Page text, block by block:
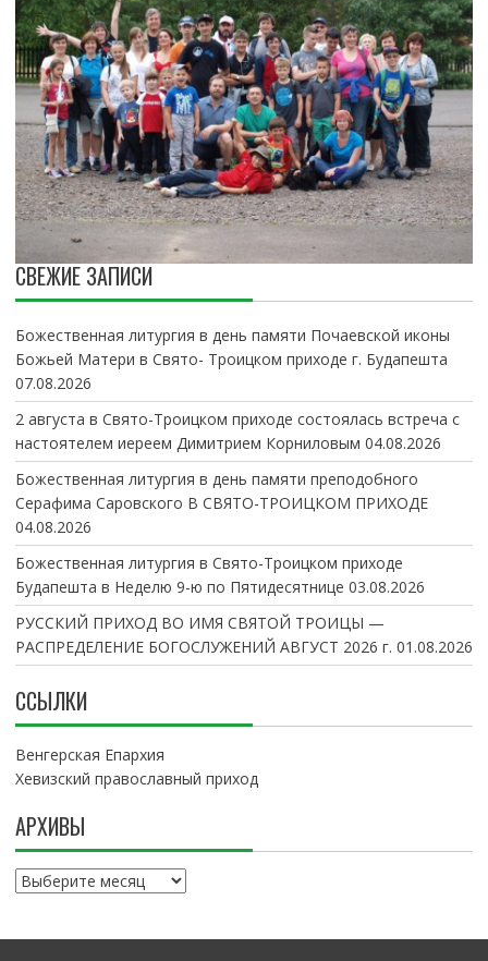
СВЕЖИЕ ЗАПИСИ
Божественная литургия в день памяти Почаевской иконы
Божьей Матери в Свято- Троицком приходе г. Будапешта
07.08.2026
2 августа в Свято-Троицком приходе состоялась встреча с
настоятелем иереем Димитрием Корниловым 04.08.2026
Божественная литургия в день памяти преподобного
Серафима Саровского В СВЯТО-ТРОИЦКОМ ПРИХОДЕ
04.08.2026
Божественная литургия в Свято-Троицком приходе
Будапешта в Неделю 9-ю по Пятидесятнице 03.08.2026
РУССКИЙ ПРИХОД ВО ИМЯ СВЯТОЙ ТРОИЦЫ —
РАСПРЕДЕЛЕНИЕ БОГОСЛУЖЕНИЙ АВГУСТ 2026 г. 01.08.2026
ССЫЛКИ
Венгерская Епархия
Хевизский православный приход
АРХИВЫ
А